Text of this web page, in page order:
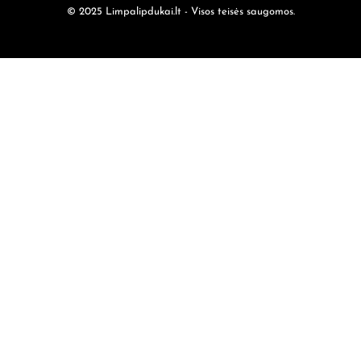
© 2025 Limpalipdukai.lt - Visos teisės saugomos.